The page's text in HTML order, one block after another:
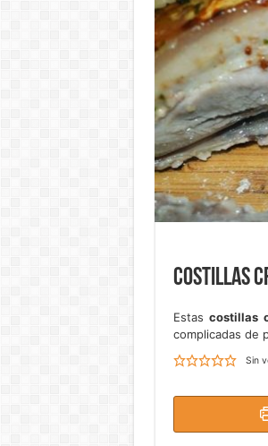
Costillas
Estascostillas
complicadas de
Sin